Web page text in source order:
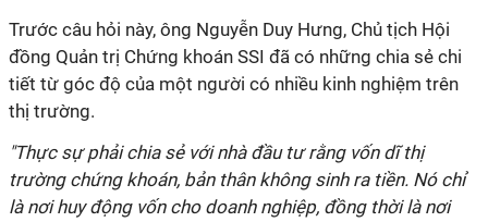
Trước câu hỏi này, ông Nguyễn Duy Hưng, Chủ tịch Hội
đồng Quản trị Chứng khoán SSI đã có những chia sẻ chi
tiết từ góc độ của một người có nhiều kinh nghiệm trên
thị trường.
"Thực sự phải chia sẻ với nhà đầu tưrằngvốn dĩ thị
trường chứng khoán, bản thân không sinh ra tiền. Nó chỉ
là nơi huy động vốn cho doanh nghiệp, đồng thời là nơi